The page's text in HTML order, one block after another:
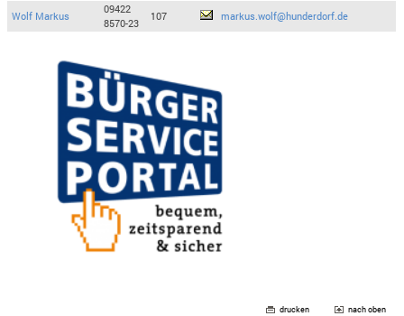
Wolf Markus
09422
8570-23
107 markus.wolf@hunderdorf.de
drucken nach oben